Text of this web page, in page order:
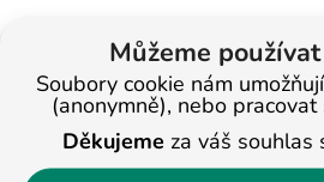
Můžeme
Soubory cookie nám
(anonymně), nebo
Děkujeme za váš souhlas
Veronika
Masopustová
Vzdělávání dětí se